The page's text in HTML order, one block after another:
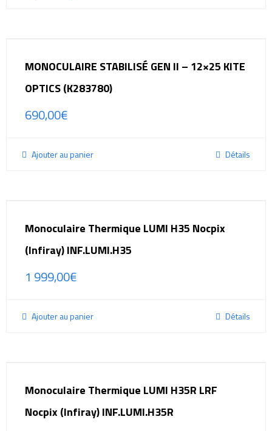
MONOCULAIRE STABILISÉ GEN II – 12×25 KITE
OPTICS (K283780)
690,00€
Ajouter au panier Détails
Monoculaire Thermique LUMI H35 Nocpix
(Infiray) INF.LUMI.H35
1 999,00€
Ajouter au panier Détails
Monoculaire Thermique LUMI H35R LRF
Nocpix (Infiray) INF.LUMI.H35R